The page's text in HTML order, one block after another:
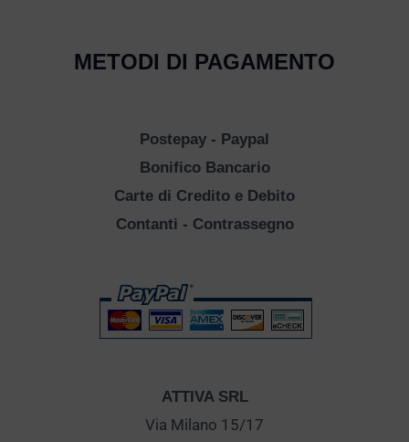
METODI DI PAGAMENTO
Postepay - Paypal
Bonifico Bancario
Carte di Credito e Debito
Contanti - Contrassegno
ATTIVA SRL
Via Milano 15/17